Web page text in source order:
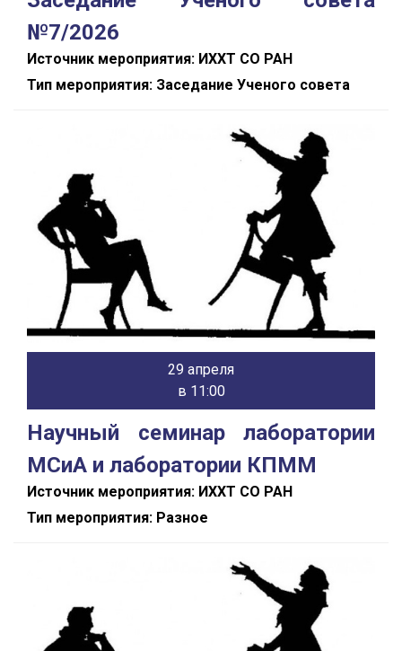
№7/2026
Источник мероприятия: ИХХТ СО РАН
Тип мероприятия: Заседание Ученого совета
29 апреля
в 11:00
Научный семинар лаборатории
МСиА и лаборатории КПММ
Источник мероприятия: ИХХТ СО РАН
Тип мероприятия: Разное